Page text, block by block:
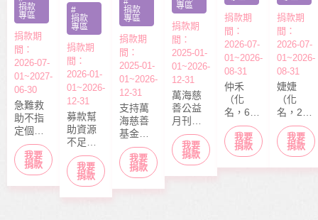
捐款
專區
捐款期
間：
2026-07-
01~2027-
06-30
急難救
助不指
定個案
捐款，
募款所
得幫助
我要
捐款
#
捐款
專區
捐款期
間：
2026-01-
01~2026-
12-31
募款幫
助資源
不足的
中小型
社福單
位，協
我要
捐款
捐款
專區
捐款期
間：
2025-01-
01~2026-
12-31
支持萬
海慈善
基金會
長期性
服務方
案推
我要
捐款
專區
捐款期
間：
2025-01-
01~2026-
12-31
萬海慈
善公益
月刊
「停泊
棧」於
每月10
我要
捐款
捐款期
間：
2026-07-
01~2026-
08-31
仲禾
（化
名，6
歲），
本該快
快樂樂
我要
捐款
捐款期
間：
2026-07-
01~2026-
08-31
婕婕
（化
名，20
歲）今
年6月底
剛從商
我要
捐款